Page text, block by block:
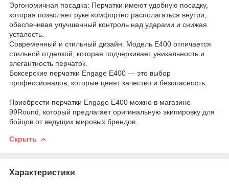
Эргономичная посадка: Перчатки имеют удобную посадку,
которая позволяет руке комфортно располагаться внутри,
обеспечивая улучшенный контроль над ударами и снижая
усталость.
Современный и стильный дизайн: Модель E400 отличается
стильной отделкой, которая подчеркивает уникальность и
элегантность перчаток.
Боксерские перчатки Engage E400 — это выбор
профессионалов, которые ценят качество и безопасность.
Приобрести перчатки Engage E400 можно в магазине
99Round, который предлагает оригинальную экипировку для
бойцов от ведущих мировых брендов.
Скрыть
Характеристики